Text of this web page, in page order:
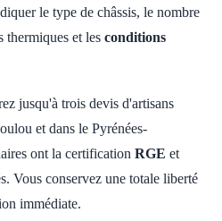
le type de châssis, le nombre
thermiques et les conditions
jusqu'à trois devis d'artisans
et dans le Pyrénées-
ont la certification RGE et
Vous conservez une totale liberté
immédiate.